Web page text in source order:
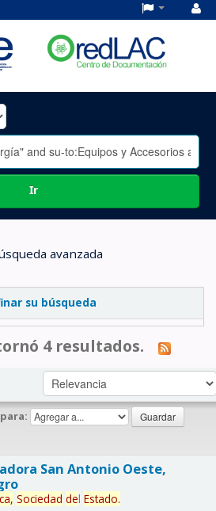
Ir
avanzada
su búsqueda
4 resultados.
San Antonio Oeste,
Sociedad del Estado.